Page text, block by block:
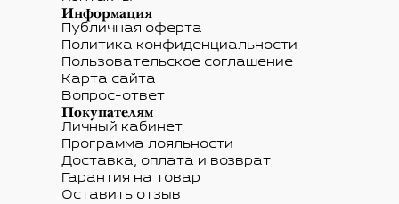
Информация
Публичная оферта
Политика конфиденциальности
Пользовательское соглашение
Карта сайта
Вопрос-ответ
Покупателям
Личный кабинет
Программа лояльности
Доставка, оплата и возврат
Гарантия на товар
Оставить отзыв